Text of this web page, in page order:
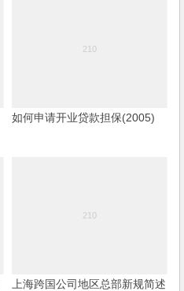
如何申请开业贷款担保(2005)
上海跨国公司地区总部新规简述